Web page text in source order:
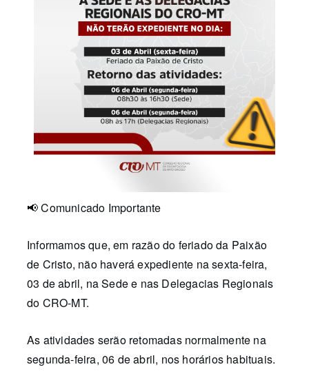
📢 Comunicado Importante
Informamos que, em razão do feriado da Paixão
de Cristo, não haverá expediente na sexta-feira,
03 de abril, na Sede e nas Delegacias Regionais
do CRO-MT.
As atividades serão retomadas normalmente na
segunda-feira, 06 de abril, nos horários habituais.